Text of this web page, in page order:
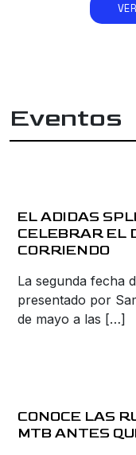
Eventos
EL ADIDAS
CELEBRAR EL
CORRIENDO
La segunda fecha
presentado por
de mayo a las […]
CONOCE LAS
MTB ANTES